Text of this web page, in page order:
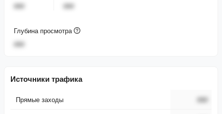
###
###
Глубина просмотра
###
Источники трафика
Прямые заходы ###